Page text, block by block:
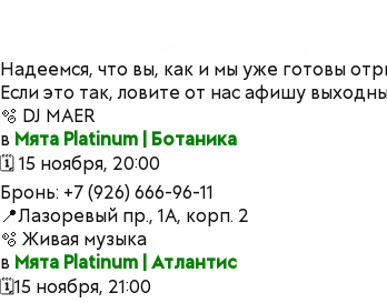
Надеемся, что вы, как и мы уже готовы
Если это так, ловите от нас афишу
🫧 DJ MAER
в Мята Platinum | Ботаника
🗓 15 ноября, 20:00
Бронь: +7 (926) 666-96-11
📍Лазоревый пр., 1А, корп. 2
🫧 Живая музыка
в Мята Platinum | Атлантис
🗓️15 ноября, 21:00